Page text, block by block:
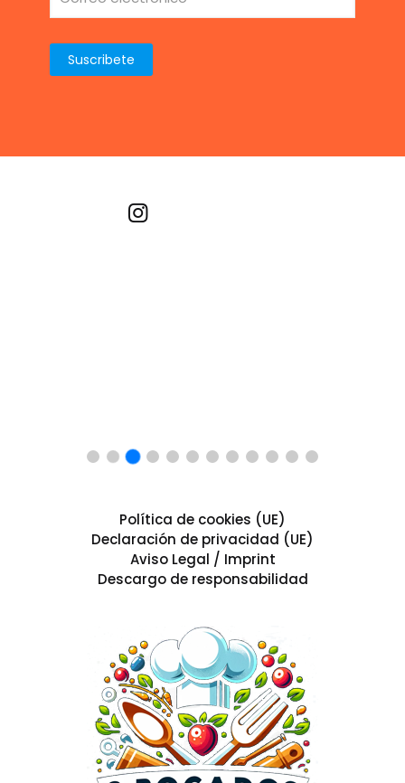
Política de cookies (UE)
Declaración de privacidad (UE)
Aviso Legal / Imprint
Descargo de responsabilidad